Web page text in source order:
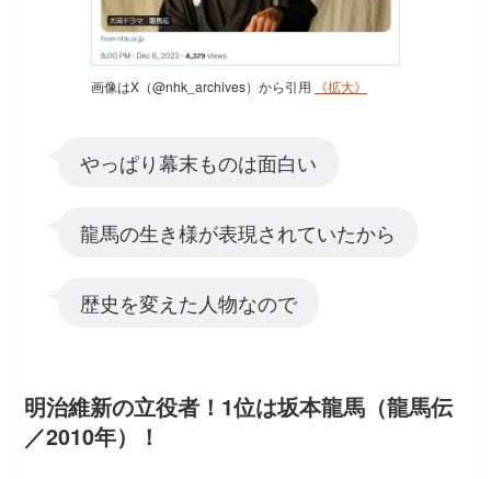
画像はX（@nhk_archives）から引用 《拡大》
やっぱり幕末ものは面白い
龍馬の生き様が表現されていたから
歴史を変えた人物なので
明治維新の立役者！1位は坂本龍馬（龍馬伝
／2010年）！